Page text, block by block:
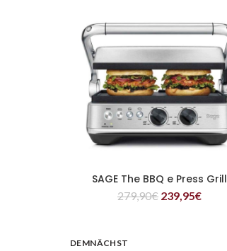
WEITERLESEN
SAGE The BBQ e Press Grill
279,90€ 239,95€
DEMNÄCHST